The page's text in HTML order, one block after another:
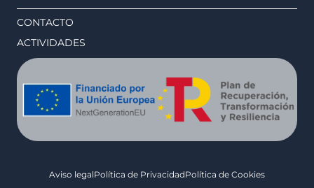
CONTACTO
ACTIVIDADES
Aviso legalPolítica de PrivacidadPolítica de Cookies